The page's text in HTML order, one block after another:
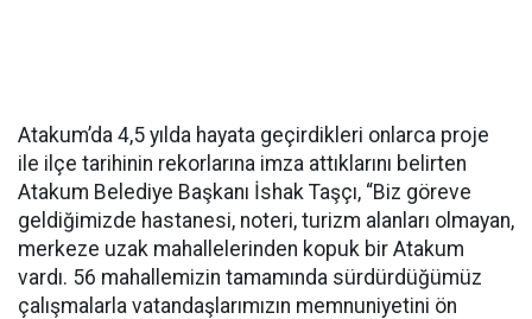
Atakum’da 4,5 yılda hayata geçirdikleri onlarca proje
ile ilçe tarihinin rekorlarına imza attıklarını belirten
Atakum Belediye Başkanı İshak Taşçı, “Biz göreve
geldiğimizde hastanesi, noteri, turizm alanları olmayan,
merkeze uzak mahallelerinden kopuk bir Atakum
vardı. 56 mahallemizin tamamında sürdürdüğümüz
çalışmalarla vatandaşlarımızın memnuniyetini ön